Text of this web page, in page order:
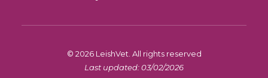
© 2026 LeishVet. All rights reserved
Last updated: 03/02/2026